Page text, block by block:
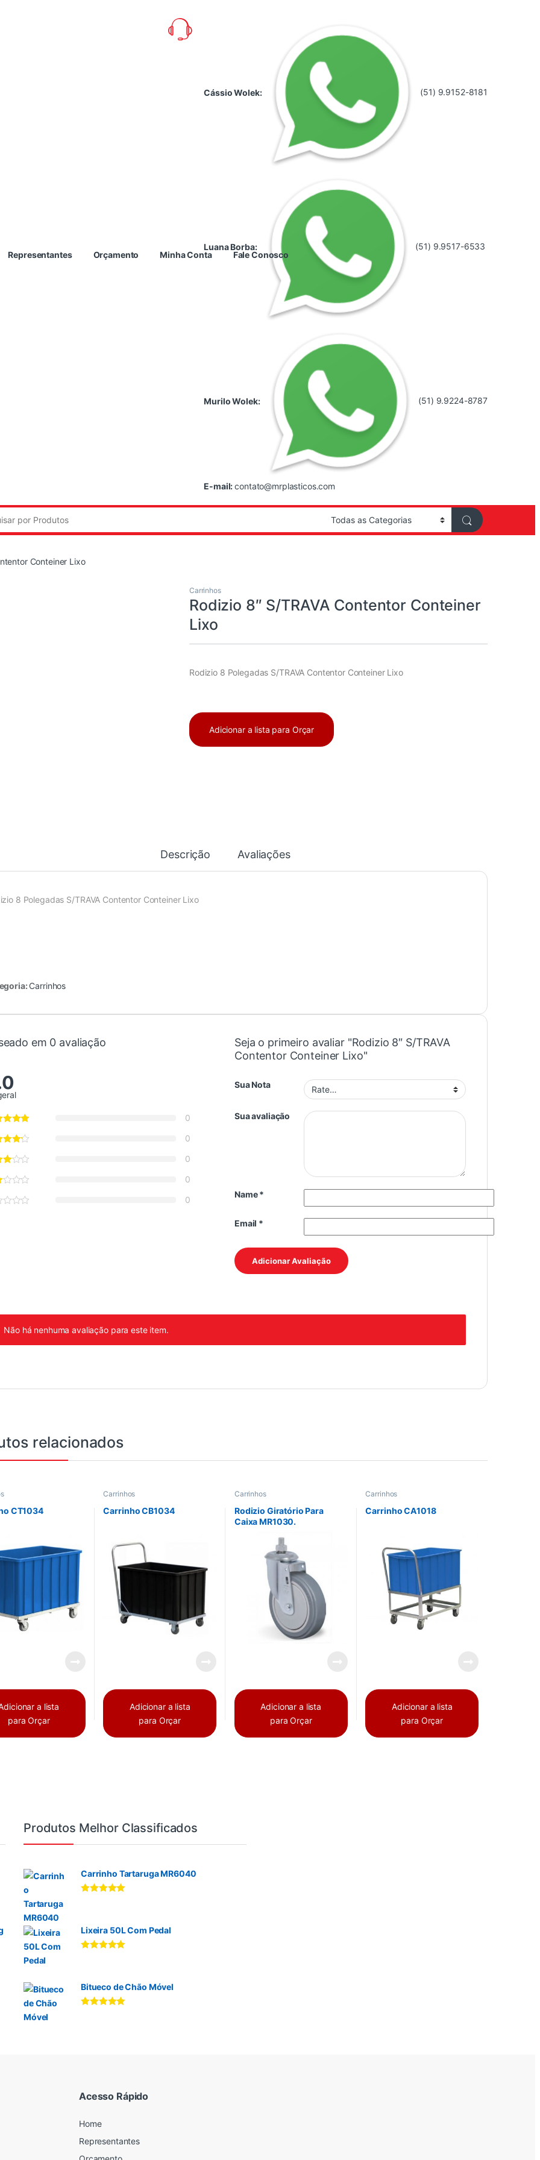
Representantes Orçamento Minha Conta Fale Conosco
Cássio Wolek: (51) 9.9152-8181
Luana Borba: (51) 9.9517-6533
Murilo Wolek: (51) 9.9224-8787
E-mail:contato@mrplasticos.com
Conteiner Lixo
Carrinhos
Rodizio 8″ S/TRAVA Contentor Conteiner
Lixo
Rodizio 8 Polegadas S/TRAVA Contentor Conteiner Lixo
Adicionar a lista para Orçar
Descrição Avaliações
8 Polegadas S/TRAVA Contentor Conteiner Lixo
Carrinhos
em 0 avaliação
0
0
0
0
0
Seja o primeiro avaliar "Rodizio 8″ S/TRAVA
Contentor Conteiner Lixo"
Sua Nota
Sua avaliação
Name*
Email *
Não há nenhuma avaliação para este item.
relacionados
CT1034
a lista
para Orçar
Carrinhos
Carrinho CB1034
Adicionar a lista
para Orçar
Carrinhos
Rodizio Giratório Para
Caixa MR1030.
Adicionar a lista
para Orçar
Carrinhos
Carrinho CA1018
Adicionar a lista
para Orçar
Produtos Melhor Classificados
Carrinho Tartaruga MR6040
Lixeira 50L Com Pedal
Bitueco de Chão Móvel
Acesso Rápido
Home
Representantes